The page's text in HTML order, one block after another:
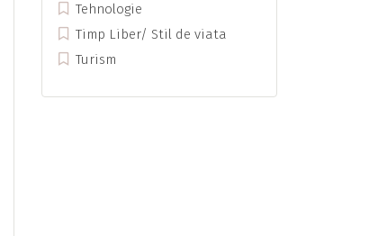
Tehnologie
Timp Liber/ Stil de viata
Turism